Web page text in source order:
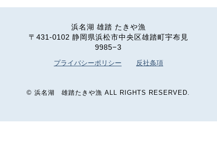
浜名湖 雄踏 たきや漁
〒431-0102 静岡県浜松市中央区雄踏町宇布見
9985−3
プライバシーポリシー 反社条項
©浜名湖 雄踏たきや漁 ALL RIGHTS RESERVED.